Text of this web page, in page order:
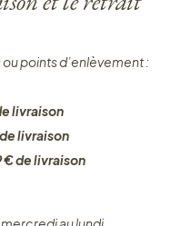
ou points d’enlèvement :
livraison
livraison
€ de livraison